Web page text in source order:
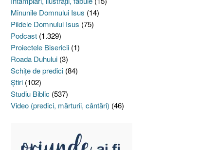
Minunile Domnului Isus (14)
Pildele Domnului Isus (75)
Podcast (1.329)
Proiectele Bisericii (1)
Roada Duhului (3)
Schiţe de predici (84)
Ştiri (102)
Studiu Biblic (537)
Video (predici, mărturii, cântări) (46)